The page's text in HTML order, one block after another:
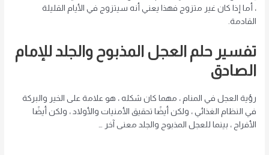
، أما إذا كان غير متزوج فهذا يعني أنه سيتزوج في الأيام القليلة
القادمة.
تفسير حلم العجل المذبوح والجلد للإمام
الصادق
رؤية العجل في المنام ، مهما كان شكله ، هو علامة على الخير والبركة
في النظام الغذائي ، ولكن أيضًا تحقيق الأمنيات والأولاد ، ولكن أيضًا
الأفراح ، بينما للعجل المذبوح والجلد معنى آخر …